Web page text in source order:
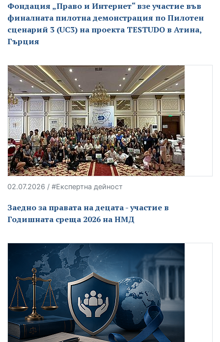
Фондация „Право и Интернет“ взе участие във
финалната пилотна демонстрация по Пилотен
сценарий 3 (UC3) на проекта TESTUDO в Атина,
Гърция
02.07.2026 / #Експертна дейност
Заедно за правата на децата - участие в
Годишната среща 2026 на НМД